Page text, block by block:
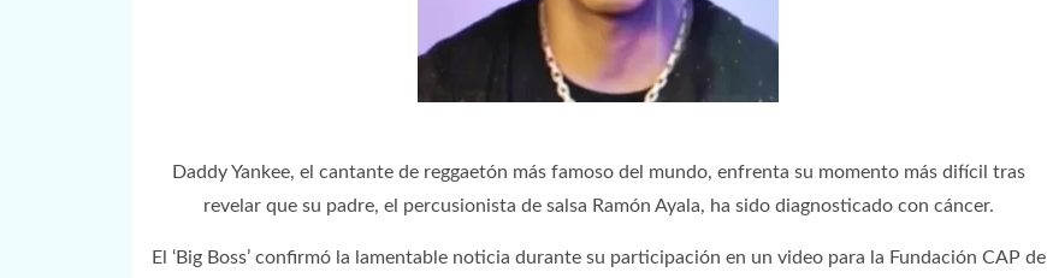
Daddy Yankee, el cantante de reggaetón más famoso del mundo, enfrenta su momento más difícil tras
revelar que su padre, el percusionista de salsa Ramón Ayala, ha sido diagnosticado con cáncer.
El ‘Big Boss’ confirmó la lamentable noticia durante su participación en un video para la Fundación CAP de